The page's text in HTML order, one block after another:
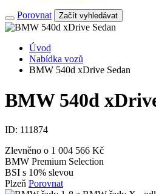
Porovnat Začít vyhledávat
Úvod
Nabídka vozů
BMW 540d xDrive Sedan
BMW 540d
ID: 111874
Zlevněno o 1 004 566 Kč
BMW Premium Selection
BSI s 10% slevou
Plzeň Porovnat